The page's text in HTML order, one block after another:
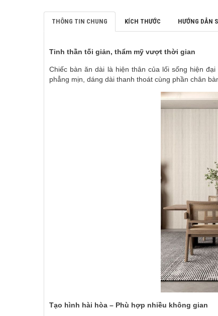
THÔNG TIN CHUNG KÍCH THƯỚC HƯỚNG DẪN
Tinh thần tối giản, thẩm mỹ vượt thời gian
Chiếc bàn ăn dài là hiện thân của lối sống hiện
phẳng mịn, dáng dài thanh thoát cùng phần chân
Tạo hình hài hòa – Phù hợp nhiều không gian